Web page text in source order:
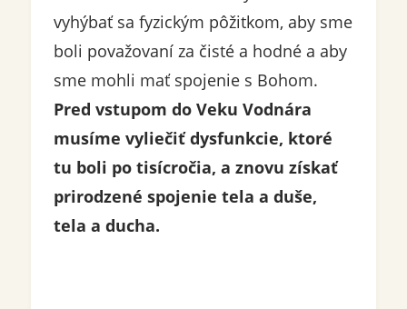
vyhýbať sa fyzickým pôžitkom, aby sme
boli považovaní za čisté a hodné a aby
sme mohli mať spojenie s Bohom.
Pred vstupom do Veku Vodnára
musíme vyliečiť dysfunkcie, ktoré
tu boli po tisícročia, a znovu získať
prirodzené spojenie tela a duše,
tela a ducha.